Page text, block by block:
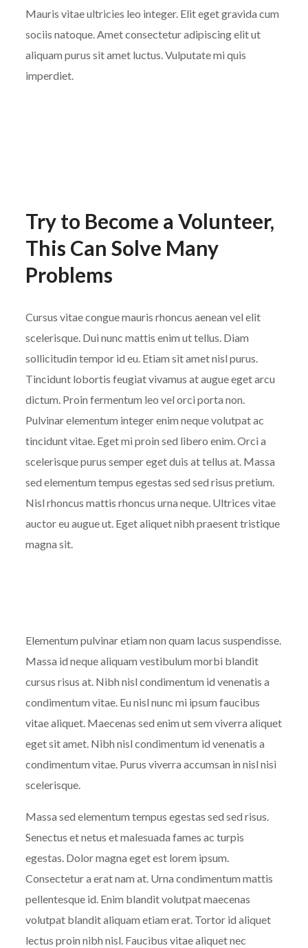
Mauris vitae ultricies leo integer. Elit eget gravida cum
sociis natoque. Amet consectetur adipiscing elit ut
aliquam purus sit amet luctus. Vulputate mi quis
imperdiet.
Try to Become a Volunteer,
This Can Solve Many
Problems
Cursus vitae congue mauris rhoncus aenean vel elit
scelerisque. Dui nunc mattis enim ut tellus. Diam
sollicitudin tempor id eu. Etiam sit amet nisl purus.
Tincidunt lobortis feugiat vivamus at augue eget arcu
dictum. Proin fermentum leo vel orci porta non.
Pulvinar elementum integer enim neque volutpat ac
tincidunt vitae. Eget mi proin sed libero enim. Orci a
scelerisque purus semper eget duis at tellus at. Massa
sed elementum tempus egestas sed sed risus pretium.
Nisl rhoncus mattis rhoncus urna neque. Ultrices vitae
auctor eu augue ut. Eget aliquet nibh praesent tristique
magna sit.
Elementum pulvinar etiam non quam lacus suspendisse.
Massa id neque aliquam vestibulum morbi blandit
cursus risus at. Nibh nisl condimentum id venenatis a
condimentum vitae. Eu nisl nunc mi ipsum faucibus
vitae aliquet. Maecenas sed enim ut sem viverra aliquet
eget sit amet. Nibh nisl condimentum id venenatis a
condimentum vitae. Purus viverra accumsan in nisl nisi
scelerisque.
Massa sed elementum tempus egestas sed sed risus.
Senectus et netus et malesuada fames ac turpis
egestas. Dolor magna eget est lorem ipsum.
Consectetur a erat nam at. Urna condimentum mattis
pellentesque id. Enim blandit volutpat maecenas
volutpat blandit aliquam etiam erat. Tortor id aliquet
lectus proin nibh nisl. Faucibus vitae aliquet nec